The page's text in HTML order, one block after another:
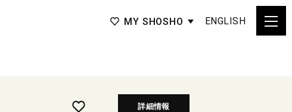
MY SHOSHO ENGLISH
詳細情報